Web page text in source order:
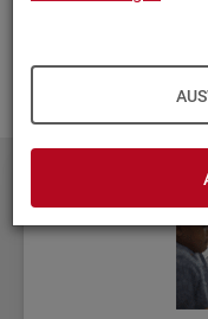
das gern in un­se­re